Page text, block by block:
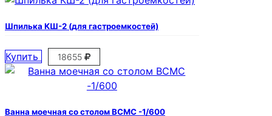
Шпилька КШ-2 (для гастроемкостей)
Купить 18655
Ванна моечная со столом ВСМС -1/600